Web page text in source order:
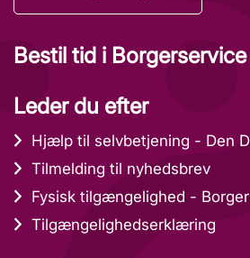
Bestil tid i Borgerservice
Leder du efter
Hjælp til selvbetjening - Den
Tilmelding til nyhedsbrev
Fysisk tilgængelighed -
Tilgængelighedserklæring